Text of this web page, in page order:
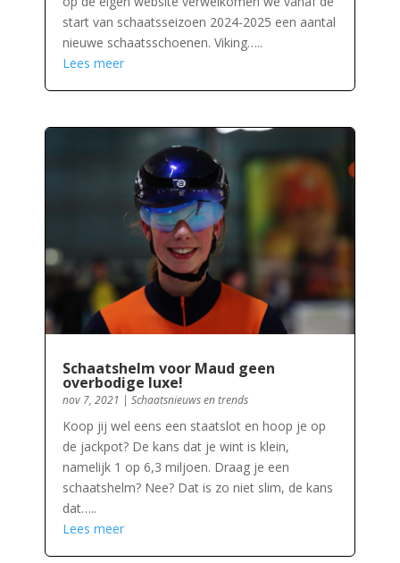
start van schaatsseizoen 2024-2025 een aantal
nieuwe schaatsschoenen. Viking…..
Lees meer
Schaatshelm voor Maud geen
overbodige luxe!
nov 7, 2021 Schaatsnieuws en trends
Koop jij wel eens een staatslot en hoop je op
de jackpot? De kans dat je wint is klein,
namelijk 1 op 6,3 miljoen. Draag je een
schaatshelm? Nee? Dat is zo niet slim, de kans
dat…..
Lees meer